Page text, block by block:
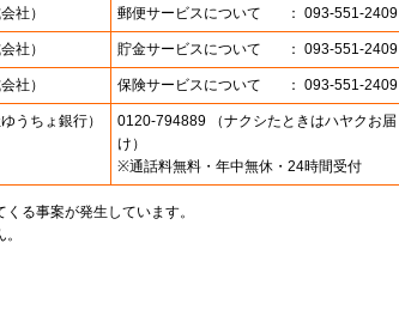
社） 郵便サービスについて ： 093-551-2409
社） 貯金サービスについて ： 093-551-2409
社） 保険サービスについて ： 093-551-2409
うちょ銀行）
0120-794889 （ナクシたときはハヤクお届
け）
※通話料無料・年中無休・24時間受付
る事案が発生しています。